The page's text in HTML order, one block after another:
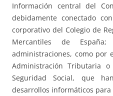
Información central del
debidamente conectado
corporativo del Colegio de
Mercantiles de
administraciones, como por
Administración Tributaria
Seguridad Social, que
desarrollos informáticos